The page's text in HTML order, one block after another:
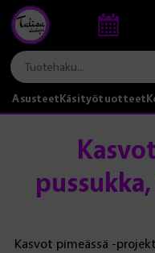
AsusteetKäsityötuotteet
Kasvot pimeässä -